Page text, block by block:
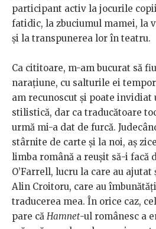
participant activ la jocurile
fatidic, la zbuciumul mamei, la
și la transpunerea lor în teatru.
Ca cititoare, m-am bucurat să
narațiune, cu salturile ei
am recunoscut și poate invidiat
stilistică, dar ca traducătoare
urmă mi-a dat de furcă.
stârnite de carte și la noi, aș
limba română a reușit să-i facă
O’Farrell, lucru la care au
Alin Croitoru, care au
traducerea mea. În orice caz,
pare că Hamnet-ul românesc a